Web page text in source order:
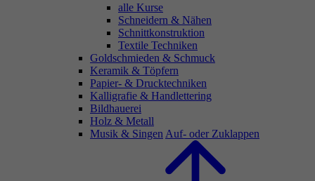
alle Kurse
Schneidern & Nähen
Schnittkonstruktion
Textile Techniken
Goldschmieden & Schmuck
Keramik & Töpfern
Papier- & Drucktechniken
Kalligrafie & Handlettering
Bildhauerei
Holz & Metall
Musik & Singen Auf- oder Zuklappen